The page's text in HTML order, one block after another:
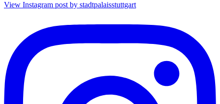
View Instagram post by stadtpalaisstuttgart